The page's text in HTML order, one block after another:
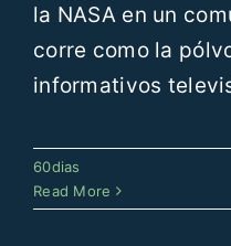
la NASA en un
corre como la
informativos
60dias
Read More